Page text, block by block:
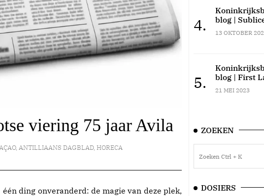
viering 75 jaar Avila
,ANTILLIAANS DAGBLAD,HORECA
één ding onveranderd: de magie van deze plek,
4.
blog |
13 OKTOBER
5.
blog | First
21 MEI 2023
ZOEKEN
DOSIERS